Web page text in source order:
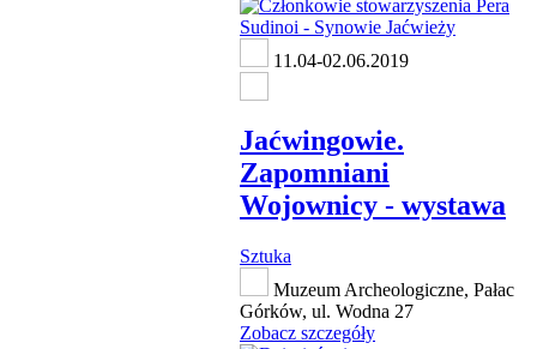
11.04-02.06.2019
Jaćwingowie.
Zapomniani
Wojownicy - wystawa
Sztuka
Muzeum Archeologiczne, Pałac
Górków, ul. Wodna 27
Zobacz szczegóły